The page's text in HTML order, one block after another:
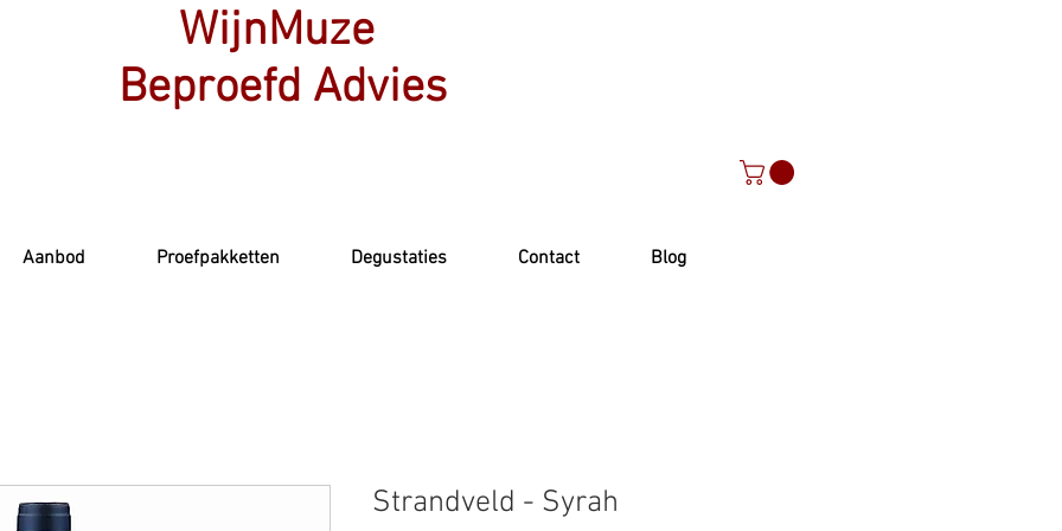
WijnMuze
Beproefd Advies
Aanbod Proefpakketten Degustaties Contact Blog
Strandveld - Syrah